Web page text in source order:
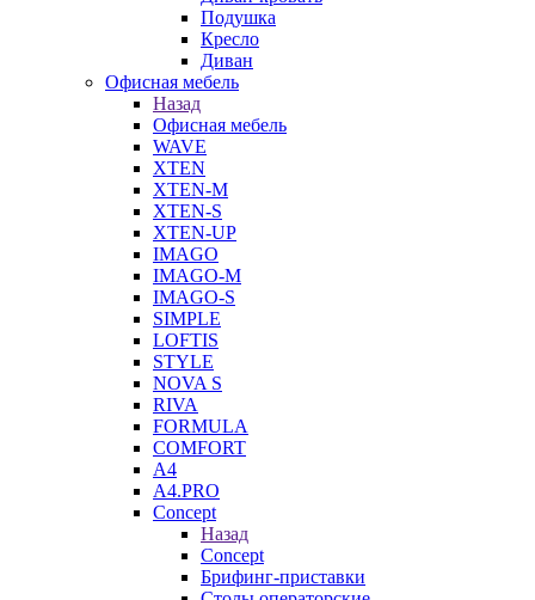
Подушка
Кресло
Диван
Офисная мебель
Назад
Офисная мебель
WAVE
XTEN
XTEN-M
XTEN-S
XTEN-UP
IMAGO
IMAGO-M
IMAGO-S
SIMPLE
LOFTIS
STYLE
NOVA S
RIVA
FORMULA
COMFORT
A4
A4.PRO
Concept
Назад
Concept
Брифинг-приставки